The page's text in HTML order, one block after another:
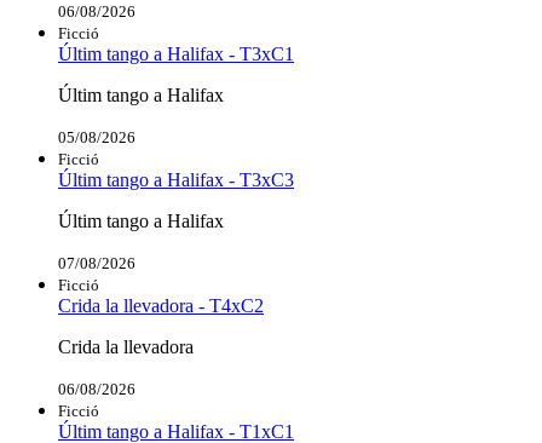
06/08/2026
Ficció
Últim tango a Halifax - T3xC1
Últim tango a Halifax
05/08/2026
Ficció
Últim tango a Halifax - T3xC3
Últim tango a Halifax
07/08/2026
Ficció
Crida la llevadora - T4xC2
Crida la llevadora
06/08/2026
Ficció
Últim tango a Halifax - T1xC1